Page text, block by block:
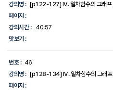
강의명 : [p122-127] IV. 일차함수의 그래프
페이지 :
강의시간 :
40:57
맛보기 :
번호 : 46
강의명 : [p128-134] IV. 일차함수의 그래프
페이지 :